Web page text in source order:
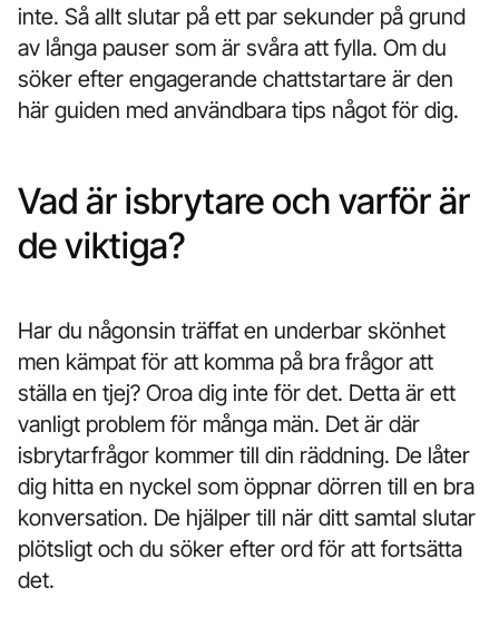
inte. Så allt slutar på ett par sekunder på grund
av långa pauser som är svåra att fylla. Om du
söker efter engagerande chattstartare är den
här guiden med användbara tips något för dig.
Vad är isbrytare och varför är
de viktiga?
Har du någonsin träffat en underbar skönhet
men kämpat för att komma på bra frågor att
ställa en tjej? Oroa dig inte för det. Detta är ett
vanligt problem för många män. Det är där
isbrytarfrågor kommer till din räddning. De låter
dig hitta en nyckel som öppnar dörren till en bra
konversation. De hjälper till när ditt samtal slutar
plötsligt och du söker efter ord för att fortsätta
det.